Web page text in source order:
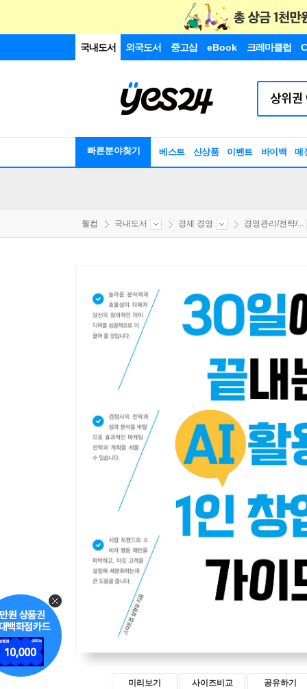
국내도서 외국도서 중고샵 eBook 크레마클럽
빠른분야찾기 베스트 신상품 이벤트 바이백 매
웰컴 국내도서 경제 경영 경영관리/전략/...
미리보기 사이즈비교 공유하기